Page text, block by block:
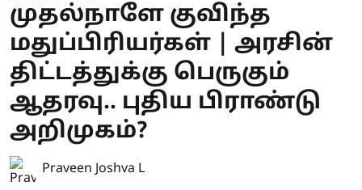
முதல்நாளே குவிந்த
மதுப்பிரியர்கள் | அரசின்
திட்டத்துக்கு பெருகும்
ஆதரவு.. புதிய பிராண்டு
அறிமுகம்?
Praveen Joshva L